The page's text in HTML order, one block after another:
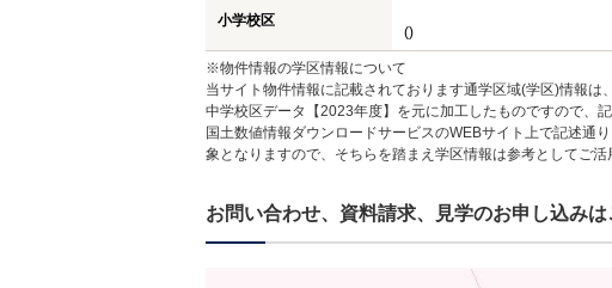
小学校区
()
※物件情報の学区情報について
当サイト物件情報に記載されております通学区域(学区)情報
中学校区データ【2023年度】を元に加工したものですので、
国土数値情報ダウンロードサービスのWEBサイト上で記述通
象となりますので、そちらを踏まえ学区情報は参考としてご活
お問い合わせ、資料請求、見学のお申し込みは